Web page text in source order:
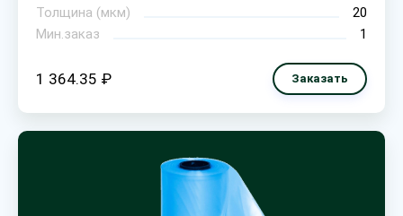
Толщина (мкм)
20
Мин.заказ
1
1 364.35 ₽ Заказать